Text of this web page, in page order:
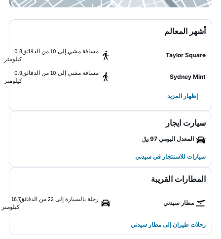
أشهر المعالم
Taylor Square
مسافة مشي إلى 10 من الدقائق
0.8
كيلومتر
Sydney Mint
مسافة مشي إلى 10 من الدقائق
0.9
كيلومتر
إظهار المزيد
سيارت ايجار
المعدل اليومي 97 ﷼
سيارات للاستئجار في سيدني
المطارات القريبة
مطار سيدني
رحلة بالسيارة إلى 22 من الدقائق
16.7
كيلومتر
رحلات طيران إلى مطار سيدني